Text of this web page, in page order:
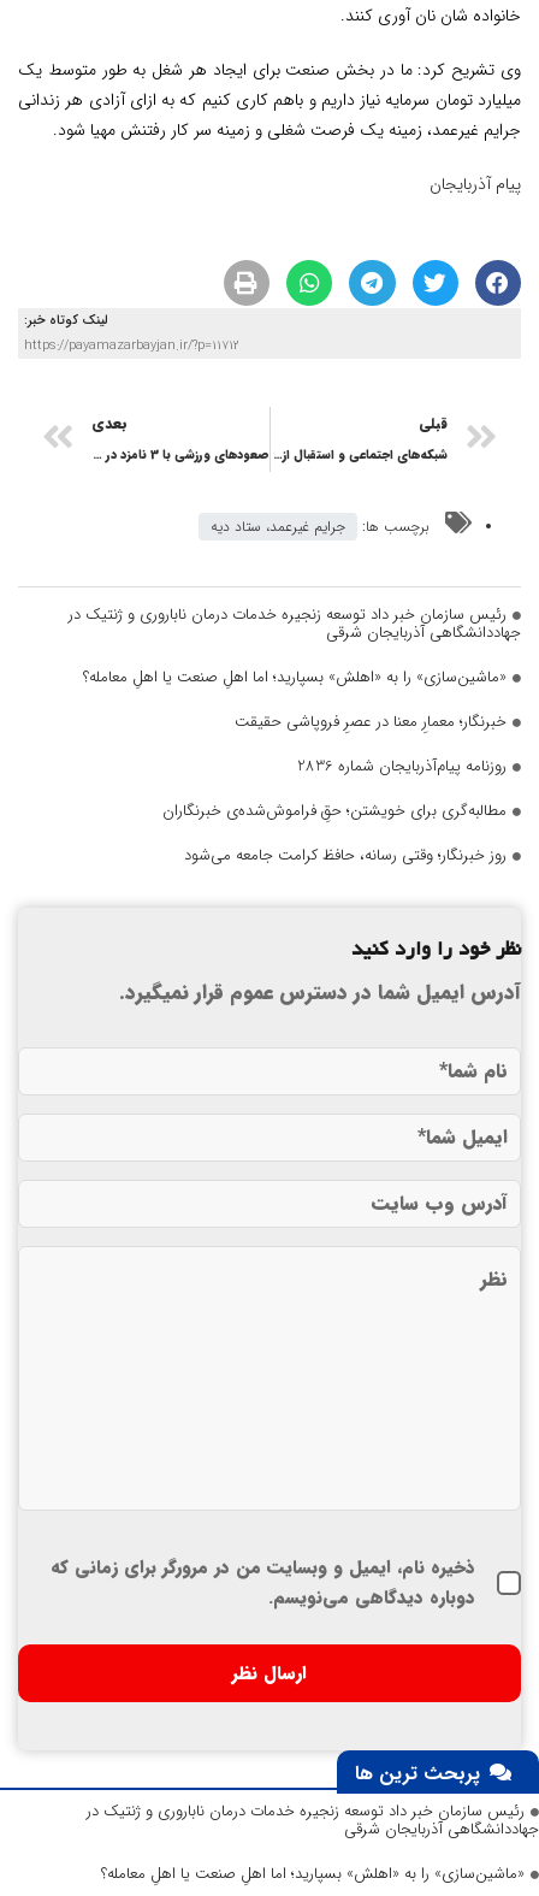
خانواده شان نان آوری کنند.
وی تشریح کرد: ما در بخش صنعت برای ایجاد هر شغل به طور متوسط یک‌
میلیارد تومان سرمایه نیاز داریم و باهم کاری کنیم که به ازای آزادی هر زندانی
جرایم غیرعمد، زمینه یک فرصت شغلی و زمینه سر کار رفتنش مهیا شود.
پیام آذربایجان
لینک کوتاه خبر:
https://payamazarbayjan.ir/?p=11712
قبلی
شبکه‌های اجتماعی و استقبال از پرتره مینیمال پروین اعتصامی
بعدی
صعودهای ورزشی با 3 نامزد در «قهرمان ایران»
برچسب ها: جرایم غیرعمد، ستاد دیه
رئیس سازمان خبر داد توسعه زنجیره خدمات درمان ناباروری و ژنتیک در
جهاددانشگاهی آذربایجان شرقی
«ماشین‌سازی» را به «اهلش» بسپارید؛ اما اهلِ صنعت یا اهلِ معامله؟
خبرنگار؛ معمارِ معنا در عصرِ فروپاشی حقیقت
روزنامه پیام‌آذربایجان شماره 2836
مطالبه‌گری برای خویشتن؛ حقِ فراموش‌شده‌ی خبرنگاران
روز خبرنگار؛ وقتی رسانه، حافظ کرامت جامعه می‌شود
نظر خود را وارد کنید
آدرس ایمیل شما در دسترس عموم قرار نمیگیرد.
ذخیره نام، ایمیل و وبسایت من در مرورگر برای زمانی که
دوباره دیدگاهی می‌نویسم.
پربحث ترین ها
رئیس سازمان خبر داد توسعه زنجیره خدمات درمان ناباروری و ژنتیک در
جهاددانشگاهی آذربایجان شرقی
«ماشین‌سازی» را به «اهلش» بسپارید؛ اما اهلِ صنعت یا اهلِ معامله؟